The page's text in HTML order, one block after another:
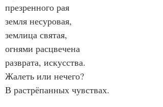
презренного рая
земля несуровая,
землица святая,
огнями расцвечена
разврата, искусства.
Жалеть или нечего?
В растрёпанных чувствах.